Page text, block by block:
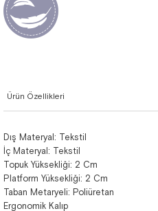
Ürün Özellikleri
Dış Materyal: Tekstil
İç Materyal: Tekstil
Topuk Yüksekliği: 2 Cm
Platform Yüksekliği: 2 Cm
Taban Metaryeli: Poliüretan
Ergonomik Kalıp